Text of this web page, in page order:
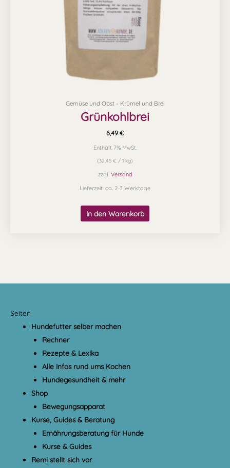
Gemüse und Obst - Krümel und Brei
Grünkohlbrei
6,49 €
Enthält 7% MwSt.
(32,45 € / 1 kg)
zzgl. Versand
Lieferzeit: ca. 2-3 Werktage
In den Warenkorb
Seiten
Hundefutter selber machen
Rechner
Rezepte & Lexika
Alle Infos rund ums Kochen
Hundegesundheit & mehr
Shop
Bewegungsapparat
Kurse, Guides & Beratung
Ernährungsberatung für Hunde
Kurse & Guides
Remi stellt sich vor